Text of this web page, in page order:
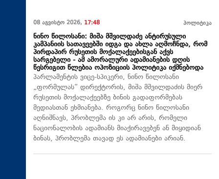
08 აგვისტო 2026, 17:48 პოლიტიკა
ნინო წილოსანი: მიშა მშვილდაძე ანტირუსული
კამპანიის სათავეებში იდგა და ახლა აღმოჩნდა, რომ
პირდაპირ რუსეთის მოქალაქეებისგან აქვს
სარგებელი - ამ ამორალური ადამიანების დღის
წესრიგით წლებია ოპოზიციის პოლიტიკა იქმნებოდა
პარლამენტის ვიცე-სპიკერი, ნინო წილოსანი
„ფორმულას“ დირექტორის, მიშა მშვილდაძის მიერ
რუსეთის მოქალაქეებზე ბინის გადაფორმებას
მედიასთან ეხმიანება. როგორც ნინო წილოსანი
აღნიშნავს, პრობლემა ის კი არ არის, რომელი
ნაციონალობის ადამიანს მიაქირავებენ ან მიყიდიან
ბინას, პრობლემა თავად ეს ადამიანები არიან.